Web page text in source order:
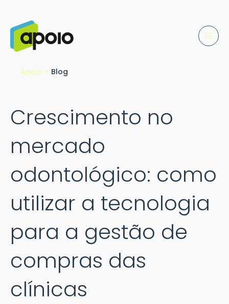
Apoio > Blog
Crescimento no
mercado
odontológico: como
utilizar a tecnologia
para a gestão de
compras das
clínicas